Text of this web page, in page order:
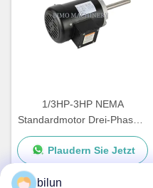
1/3HP-3HP NEMA
Standardmotor Drei-Phasen-
Druckpumpenmotor CSA /
CUS zertifiziert
Plaudern Sie Jetzt
bilun